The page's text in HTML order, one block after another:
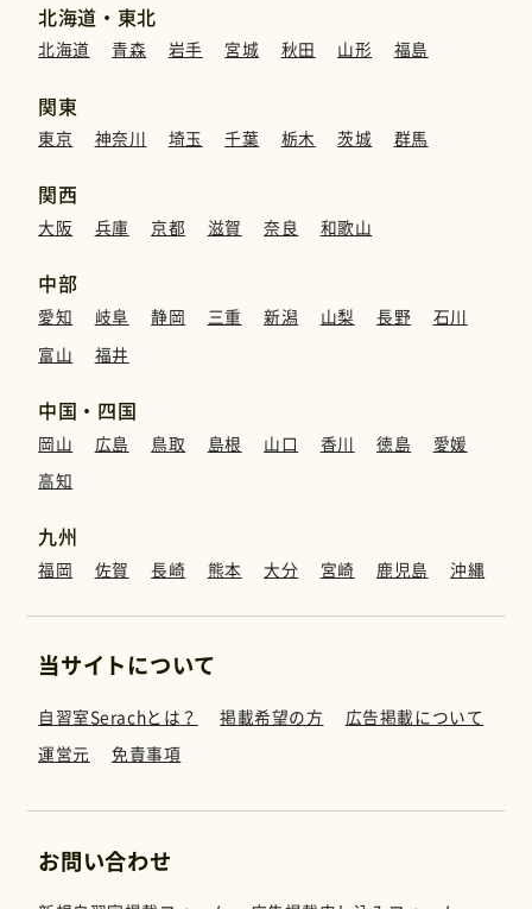
北海道・東北
北海道 青森 岩手 宮城 秋田 山形 福島
関東
東京 神奈川 埼玉 千葉 栃木 茨城 群馬
関西
大阪 兵庫 京都 滋賀 奈良 和歌山
中部
愛知 岐阜 静岡 三重 新潟 山梨 長野
石川
富山
福井
中国・四国
岡山 広島 鳥取 島根 山口 香川 徳島
愛媛
高知
九州
福岡 佐賀 長崎 熊本 大分 宮崎 鹿児島 沖縄
当サイトについて
自習室Serachとは？ 掲載希望の方
広告掲載について
運営元
免責事項
お問い合わせ